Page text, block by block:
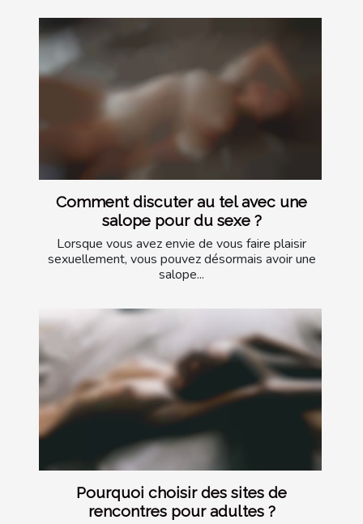
Comment discuter au tel avec une
salope pour du sexe ?
Lorsque vous avez envie de vous faire plaisir
sexuellement, vous pouvez désormais avoir une
salope...
Pourquoi choisir des sites de
rencontres pour adultes ?